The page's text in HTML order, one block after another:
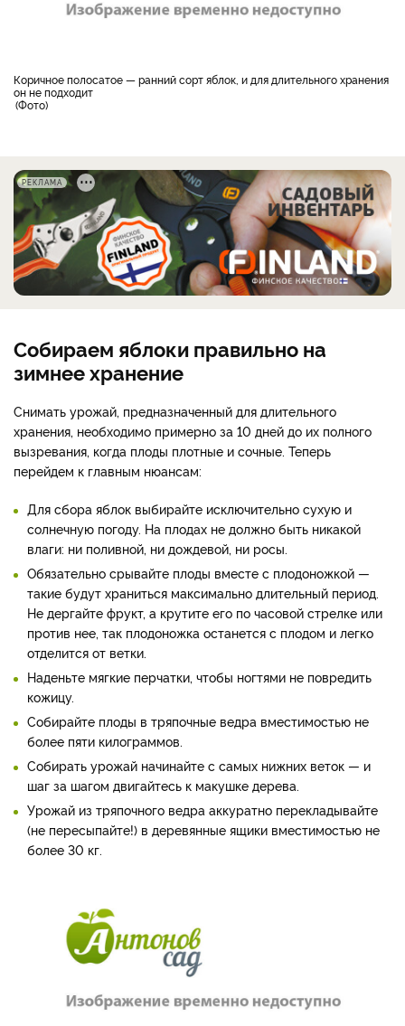
Коричное полосатое — ранний сорт яблок, и для длительного хранения
он не подходит
Фото
РЕКЛАМА
Собираем яблоки правильно на
зимнее хранение
Снимать урожай, предназначенный для длительного
хранения, необходимо примерно за 10 дней до их полного
вызревания, когда плоды плотные и сочные. Теперь
перейдем к главным нюансам:
Для сбора яблок выбирайте исключительно сухую и
солнечную погоду. На плодах не должно быть никакой
влаги: ни поливной, ни дождевой, ни росы.
Обязательно срывайте плоды вместе с плодоножкой —
такие будут храниться максимально длительный период.
Не дергайте фрукт, а крутите его по часовой стрелке или
против нее, так плодоножка останется с плодом и легко
отделится от ветки.
Наденьте мягкие перчатки, чтобы ногтями не повредить
кожицу.
Собирайте плоды в тряпочные ведра вместимостью не
более пяти килограммов.
Собирать урожай начинайте с самых нижних веток — и
шаг за шагом двигайтесь к макушке дерева.
Урожай из тряпочного ведра аккуратно перекладывайте
(не пересыпайте!) в деревянные ящики вместимостью не
более 30 кг.